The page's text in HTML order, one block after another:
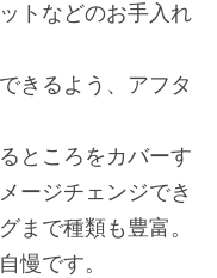
トなどのお手入れ
きるよう、アフタ
ところをカバーす
ージチェンジでき
まで種類も豊富。
慢です。